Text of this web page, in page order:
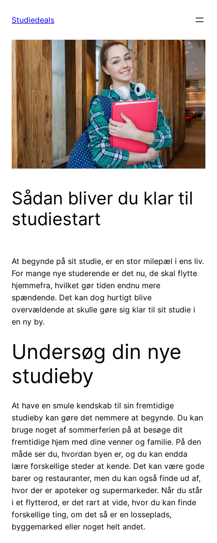
Studiedeals
Sådan bliver du klar til
studiestart
At begynde på sit studie, er en stor milepæl i ens liv.
For mange nye studerende er det nu, de skal flytte
hjemmefra, hvilket gør tiden endnu mere
spændende. Det kan dog hurtigt blive
overvældende at skulle gøre sig klar til sit studie i
en ny by.
Undersøg din nye
studieby
At have en smule kendskab til sin fremtidige
studieby kan gøre det nemmere at begynde. Du kan
bruge noget af sommerferien på at besøge dit
fremtidige hjem med dine venner og familie. På den
måde ser du, hvordan byen er, og du kan endda
lære forskellige steder at kende. Det kan være gode
barer og restauranter, men du kan også finde ud af,
hvor der er apoteker og supermarkeder. Når du står
i et flytterod, er det rart at vide, hvor du kan finde
forskellige ting, om det så er en losseplads,
byggemarked eller noget helt andet.